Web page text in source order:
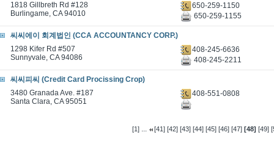
1818 Gillbreth Rd #128
Burlingame, CA 94010
650-259-1150
650-259-1155
씨씨에이 회계법인 (CCA ACCOUNTANCY CORP.)
1298 Kifer Rd #507
Sunnyvale, CA 94086
408-245-6636
408-245-2211
씨씨피씨 (Credit Card Procissing Crop)
3480 Granada Ave. #187
Santa Clara, CA 95051
408-551-0808
[1] ... [41] [42] [43] [44] [45] [46] [47] [48] [49]